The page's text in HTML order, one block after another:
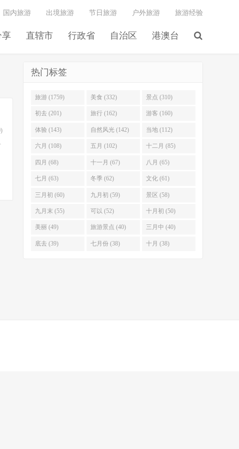
享 直辖市 行政省 自治区 港澳台
国内旅游 出境旅游 节日旅游 户外旅游 旅游经验
)
热门标签
旅游 (1759) 美食 (332) 景点 (310)
初去 (201) 旅行 (162) 游客 (160)
体验 (143) 自然风光 (142) 当地 (112)
六月 (108) 五月 (102) 十二月 (85)
四月 (68) 十一月 (67) 八月 (65)
七月 (63) 冬季 (62) 文化 (61)
三月初 (60) 九月初 (59) 景区 (58)
九月末 (55) 可以 (52) 十月初 (50)
美丽 (49) 旅游景点 (40) 三月中 (40)
底去 (39) 七月份 (38) 十月 (38)